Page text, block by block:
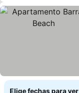
Elige fechas para